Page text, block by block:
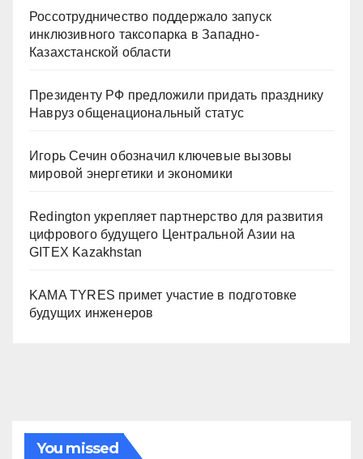
Россотрудничество поддержало запуск
инклюзивного таксопарка в Западно-
Казахстанской области
Президенту РФ предложили придать празднику
Навруз общенациональный статус
Игорь Сечин обозначил ключевые вызовы
мировой энергетики и экономики
Redington укрепляет партнерство для развития
цифрового будущего Центральной Азии на
GITEX Kazakhstan
KAMA TYRES примет участие в подготовке
будущих инженеров
You missed